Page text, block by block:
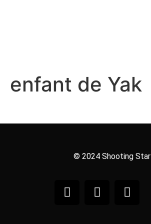
enfant de Yak
© 2024 Shooting Star